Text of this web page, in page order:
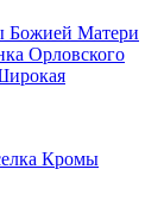
Божией Матери
Орловского